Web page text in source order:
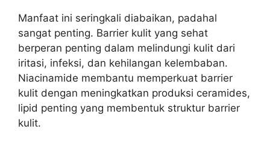
Manfaat ini seringkali diabaikan, padahal
sangat penting. Barrier kulit yang sehat
berperan penting dalam melindungi kulit dari
iritasi, infeksi, dan kehilangan kelembaban.
Niacinamide membantu memperkuat barrier
kulit dengan meningkatkan produksi ceramides,
lipid penting yang membentuk struktur barrier
kulit.